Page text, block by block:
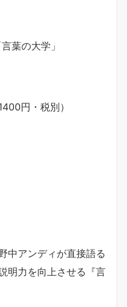
葉の大学」
円・税別）
中アンディが直接語る
明力を向上させる『言